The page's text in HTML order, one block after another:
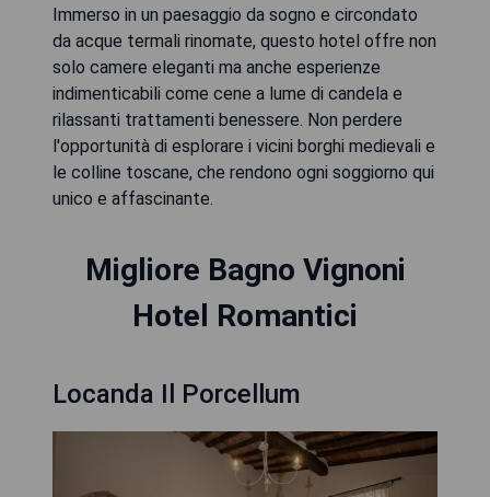
Immerso in un paesaggio da sogno e circondato
da acque termali rinomate, questo hotel offre non
solo camere eleganti ma anche esperienze
indimenticabili come cene a lume di candela e
rilassanti trattamenti benessere. Non perdere
l'opportunità di esplorare i vicini borghi medievali e
le colline toscane, che rendono ogni soggiorno qui
unico e affascinante.
Migliore Bagno Vignoni
Hotel Romantici
Locanda Il Porcellum